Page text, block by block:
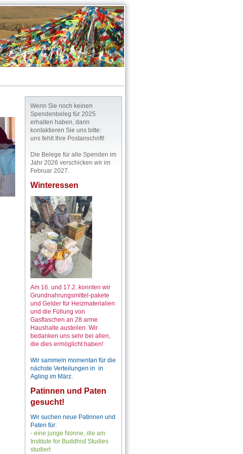
Wenn Sie noch keinen
Spendenbeleg für 2025
erhalten haben, dann
kontaktieren Sie uns bitte:
uns fehlt Ihre Postanschrift!
Die Belege für alle Spenden im
Jahr 2026 verschicken wir im
Februar 2027.
Winteressen
Am 16. und 17.2. konnten wir
Grundnahrungsmittel-pakete
und Gelder für Heizmaterialien
und die Füllung von
Gasflaschen an 28 arme
Haushalte austeilen. Wir
bedanken uns sehr bei allen,
die dies ermöglicht haben!
Wir sammeln momentan für die
nächste Verteilungen in in
Agling im März.
Patinnen und Paten
gesucht!
Wir suchen neue Patinnen und
Paten für:
- eine junge Nonne, die am
Institute for Buddhist Studies
studiert